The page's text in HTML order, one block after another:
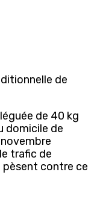
de
de 40 kg
domicile de
trafic de
pèsent contre ce